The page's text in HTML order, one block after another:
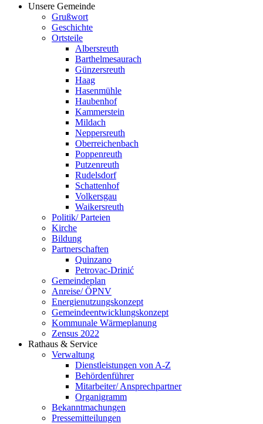
Unsere Gemeinde
Grußwort
Geschichte
Ortsteile
Albersreuth
Barthelmesaurach
Günzersreuth
Haag
Hasenmühle
Haubenhof
Kammerstein
Mildach
Neppersreuth
Oberreichenbach
Poppenreuth
Putzenreuth
Rudelsdorf
Schattenhof
Volkersgau
Waikersreuth
Politik/ Parteien
Kirche
Bildung
Partnerschaften
Quinzano
Petrovac-Drinić
Gemeindeplan
Anreise/ ÖPNV
Energienutzungskonzept
Gemeindeentwicklungs­konzept
Kommunale Wärmeplanung
Zensus 2022
Rathaus & Service
Verwaltung
Dienstleistungen von A-Z
Behördenführer
Mitarbeiter/ Ansprechpartner
Organigramm
Bekanntmachungen
Pressemitteilungen